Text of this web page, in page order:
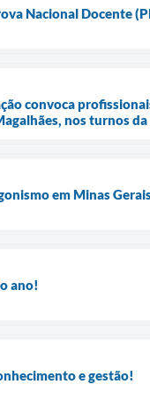
Nacional Docente
convoca
nos turnos
em Minas
ano!
e gestão!